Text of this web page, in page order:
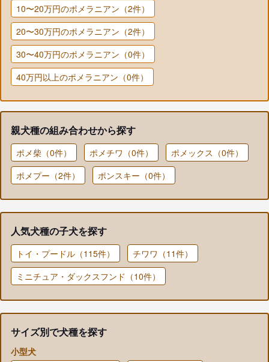
10〜20万円のポメラニアン（2件）
20〜30万円のポメラニアン（2件）
30〜40万円のポメラニアン（0件）
40万円以上のポメラニアン（0件）
親犬種の組み合わせから探す
ポメ柴（0件） ポメチワ（0件）
ポメックス（0件）
ポメプー（2件）
ポンスキー（0件）
人気犬種の子犬を探す
トイ・プードル（115件）
チワワ（11件）
ミニチュア・ダックスフンド（10件）
サイズ別で犬種を探す
小型犬